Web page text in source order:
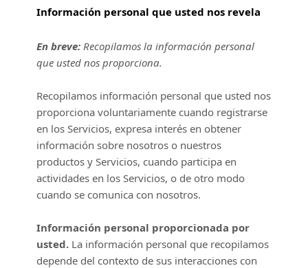
Información personal que usted nos revela
En breve: Recopilamos la información personal
que usted nos proporciona.
Recopilamos información personal que usted nos
proporciona voluntariamente cuando registrarse
en los Servicios, expresa interés en obtener
información sobre nosotros o nuestros
productos y Servicios, cuando participa en
actividades en los Servicios, o de otro modo
cuando se comunica con nosotros.
Información personal proporcionada por
usted.La información personal que recopilamos
depende del contexto de sus interacciones con